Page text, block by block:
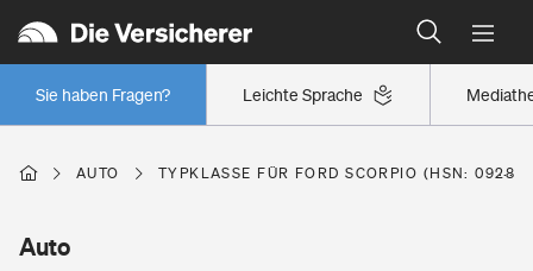
Leichte Sprache
Sie haben Fragen?
Wer versichert was: Jetzt Versicherer finden
Regionalklassen: So ist Ihre Region eingestuft
Wer versichert was: Jetzt Versicherer finden
AUTO TYPKLASSE FÜR FORD SCORPIO (HSN: 0928,
Auto